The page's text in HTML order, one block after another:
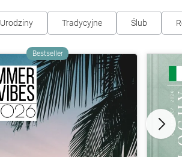
Urodziny Tradycyjne Ślub
Bestseller